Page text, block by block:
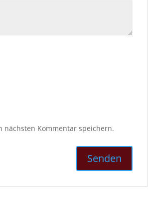
nächsten Kommentar speichern.